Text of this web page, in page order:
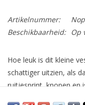
Artikelnummer:
Beschikbaarheid:
Op
Hoe leuk is dit kleine
schattiger uitzien, als
ruitjesprint, knopen en